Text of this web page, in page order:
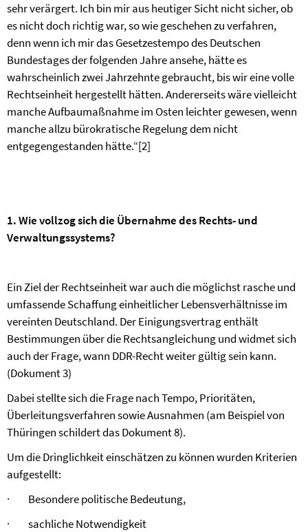
sehr verärgert. Ich bin mir aus heutiger Sicht nicht sicher, ob
es nicht doch richtig war, so wie geschehen zu verfahren,
denn wenn ich mir das Gesetzestempo des Deutschen
Bundestages der folgenden Jahre ansehe, hätte es
wahrscheinlich zwei Jahrzehnte gebraucht, bis wir eine volle
Rechtseinheit hergestellt hätten. Andererseits wäre vielleicht
manche Aufbaumaßnahme im Osten leichter gewesen, wenn
manche allzu bürokratische Regelung dem nicht
entgegengestanden hätte.“[2]
1. Wie vollzog sich die Übernahme des Rechts- und
Verwaltungssystems?
Ein Ziel der Rechtseinheit war auch die möglichst rasche und
umfassende Schaffung einheitlicher Lebensverhältnisse im
vereinten Deutschland. Der Einigungsvertrag enthält
Bestimmungen über die Rechtsangleichung und widmet sich
auch der Frage, wann DDR-Recht weiter gültig sein kann.
(Dokument 3)
Dabei stellte sich die Frage nach Tempo, Prioritäten,
Überleitungsverfahren sowie Ausnahmen (am Beispiel von
Thüringen schildert das Dokument 8).
Um die Dringlichkeit einschätzen zu können wurden Kriterien
aufgestellt:
·
Besondere politische Bedeutung,
·
sachliche Notwendigkeit